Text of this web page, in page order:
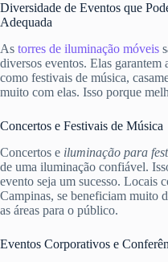
Diversidade de Eventos que
Adequada
As torres de iluminação móveis
diversos eventos. Elas garantem
como festivais de música,
muito com elas. Isso porque
Concertos e Festivais de Música
Concertos e iluminação para
de uma iluminação confiável.
evento seja um sucesso. Locais
Campinas, se beneficiam muito
as áreas para o público.
Eventos Corporativos e